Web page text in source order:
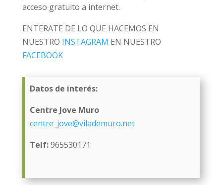
acceso gratuito a internet.
ENTERATE DE LO QUE HACEMOS EN
NUESTRO INSTAGRAM EN NUESTRO
FACEBOOK
Datos de interés:
Centre Jove Muro
centre_jove@vilademuro.net
Telf:965530171